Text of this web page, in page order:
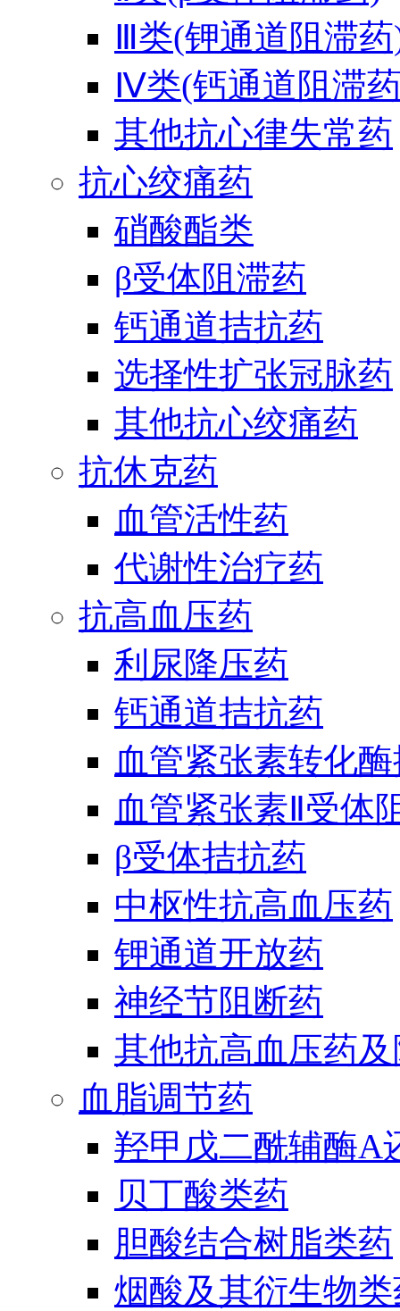
Ⅲ类(钾通道阻滞
Ⅳ类(钙通道阻滞
其他抗心律失常药
抗心绞痛药
硝酸酯类
β受体阻滞药
钙通道拮抗药
选择性扩张冠脉药
其他抗心绞痛药
抗休克药
血管活性药
代谢性治疗药
抗高血压药
利尿降压药
钙通道拮抗药
血管紧张素转化
血管紧张素Ⅱ受体
β受体拮抗药
中枢性抗高血压药
钾通道开放药
神经节阻断药
其他抗高血压药
血脂调节药
羟甲戊二酰辅酶A
贝丁酸类药
胆酸结合树脂类药
烟酸及其衍生物